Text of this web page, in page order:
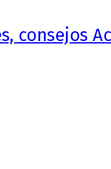
consejos